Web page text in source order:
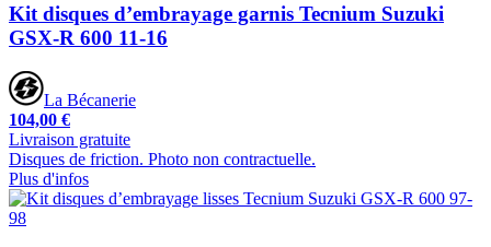
Kit disques d’embrayage garnis Tecnium Suzuki
GSX-R 600 11-16
La Bécanerie
104,00 €
Livraison gratuite
Disques de friction. Photo non contractuelle.
Plus d'infos